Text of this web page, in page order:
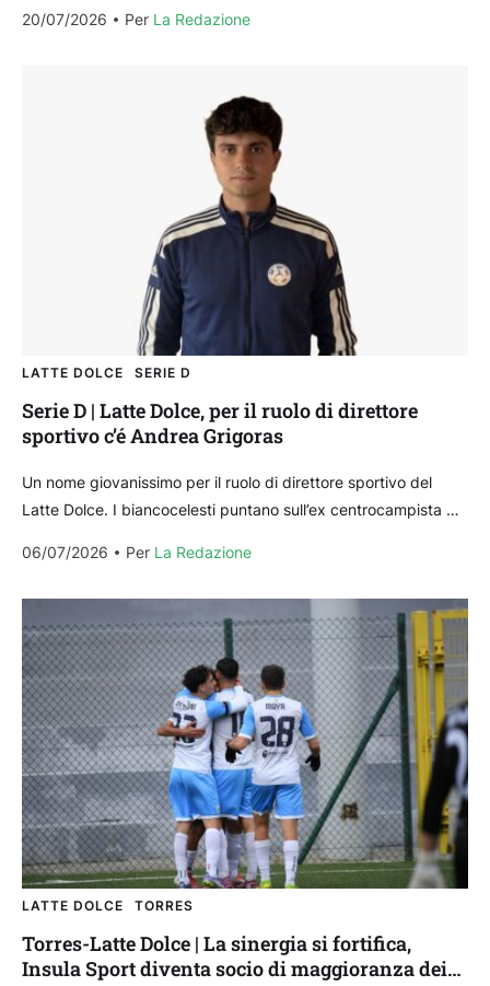
20/07/2026
Per La Redazione
LATTE DOLCE SERIE D
Serie D | Latte Dolce, per il ruolo di direttore
sportivo c’é Andrea Grigoras
Un nome giovanissimo per il ruolo di direttore sportivo del
Latte Dolce. I biancocelesti puntano sull’ex centrocampista del
06/07/2026
Per La Redazione
LATTE DOLCE TORRES
Torres-Latte Dolce | La sinergia si fortifica,
Insula Sport diventa socio di maggioranza dei